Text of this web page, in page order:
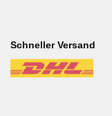
Schneller Versand